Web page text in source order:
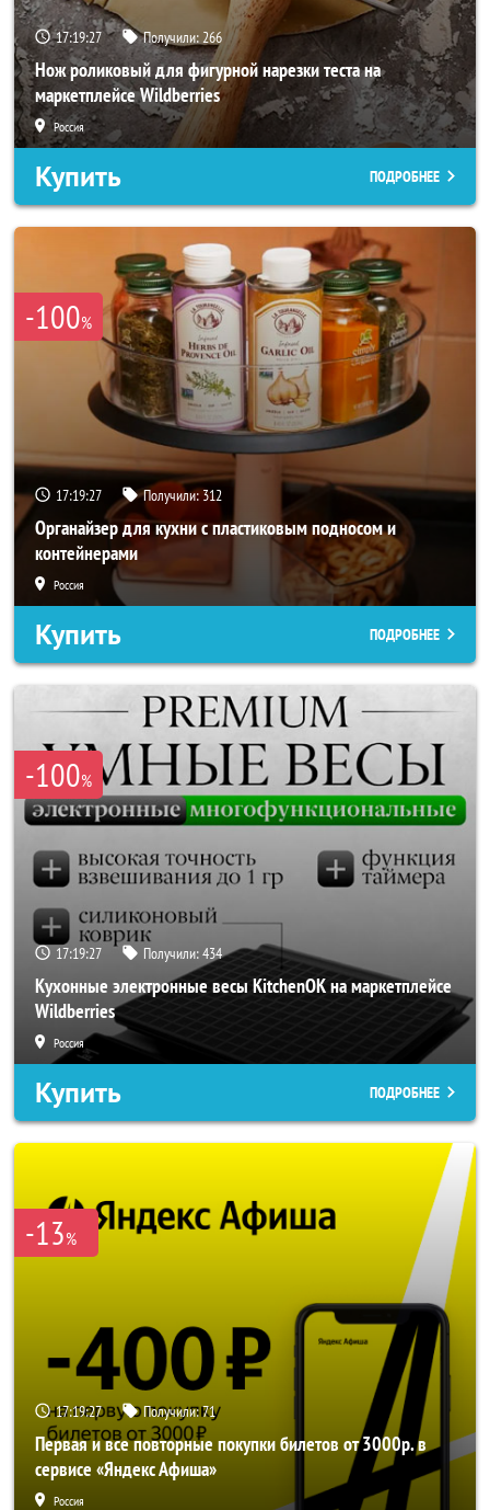
17:19:25 Получили:266
Нож роликовый для фигурной нарезки теста на
маркетплейсе Wildberries
Россия
Купить ПОДРОБНЕЕ
-100%
17:19:25 Получили:312
Органайзер для кухни с пластиковым подносом и
контейнерами
Россия
Купить ПОДРОБНЕЕ
-100%
17:19:25 Получили:434
Кухонные электронные весы KitchenOK на маркетплейсе
Wildberries
Россия
Купить ПОДРОБНЕЕ
-13%
17:19:25 Получили:71
Первая и все повторные покупки билетов от 3000р. в
сервисе «Яндекс Афиша»
Россия